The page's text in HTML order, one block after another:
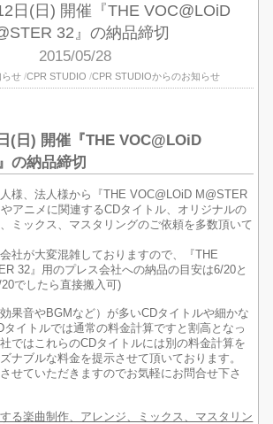
日(日) 開催『THE VOC@LOiD
32』の納品締切
2015/05/28
らせ CPR STUDIO CPR STUDIOからのお知らせ
(日) 開催『THE VOC@LOiD
の納品締切
様、法人様から『THE VOC@LOiD M@STER
アニメに関連するCDタイトル、オリジナルの
ミックス、マスタリングのご依頼を多数頂いて
社が大変混雑しておりますので、『THE
32』用のプレス会社への納品の目安は6/20と
でしたら直接搬入可)
果音やBGMなど）が多いCDタイトルや細かな
タイトルでは通常の料金計算ですと割高となっ
ではこれらのCDタイトルには別の料金計算を
ナブルな料金を提示させて頂いております。
せていただきますのでお気軽にお問合せ下さ
る楽曲制作、アレンジ、ミックス、マスタリン